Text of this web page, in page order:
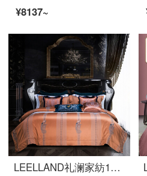
¥8137~
LEELLAND礼澜家紡100本のハイエンドの色織ジャカード全綿の寝具四点セット欧式軽奢別荘の見本板間純綿の寝具セット雀霊夢舞1.5-1.8メートルのベッド/200*230 cm